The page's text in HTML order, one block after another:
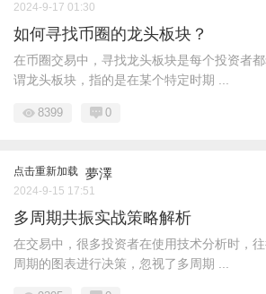
2024-9-17 01:30
如何寻找币圈的龙头板块？
在币圈交易中，寻找龙头板块是每个投资者
谓龙头板块，指的是在某个特定时期 ...
8399 0
点击重新加载 夢澤
2024-9-15 17:51
多周期共振实战策略解析
在交易中，很多投资者在使用技术分析时，
周期的图表进行决策，忽视了多周期 ...